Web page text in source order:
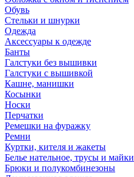
Обувь
Стельки и шнурки
Одежда
Аксессуары к одежде
Банты
Галстуки без вышивки
Галстуки с вышивкой
Кашне, манишки
Косынки
Носки
Перчатки
Ремешки на фуражку
Ремни
Куртки, кителя и жакеты
Белье нательное, трусы и майки
Брюки и полукомбинезоны